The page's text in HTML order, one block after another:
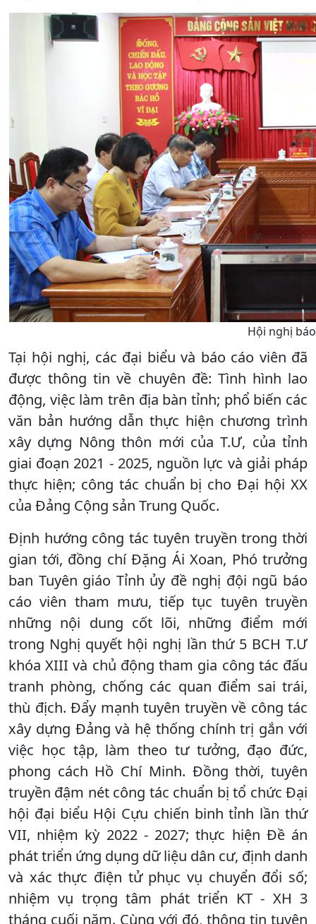
Hội nghị
Tại hội nghị, các đại biểu và báo cáo viên đã
được thông tin về chuyên đề: Tình hình lao
động, việc làm trên địa bàn tỉnh; phổ biến các
văn bản hướng dẫn thực hiện chương trình
xây dựng Nông thôn mới của T.Ư, của tỉnh
giai đoạn 2021 - 2025, nguồn lực và giải pháp
thực hiện; công tác chuẩn bị cho Đại hội XX
của Đảng Cộng sản Trung Quốc.
Định hướng công tác tuyên truyền trong thời
gian tới, đồng chí Đặng Ái Xoan, Phó trưởng
ban Tuyên giáo Tỉnh ủy đề nghị đội ngũ báo
cáo viên tham mưu, tiếp tục tuyên truyền
những nội dung cốt lõi, những điểm mới
trong Nghị quyết hội nghị lần thứ 5 BCH T.Ư
khóa XIII và chủ động tham gia công tác đấu
tranh phòng, chống các quan điểm sai trái,
thù địch. Đẩy mạnh tuyên truyền về công tác
xây dựng Đảng và hệ thống chính trị gắn với
việc học tập, làm theo tư tưởng, đạo đức,
phong cách Hồ Chí Minh. Đồng thời, tuyên
truyền đậm nét công tác chuẩn bị tổ chức Đại
hội đại biểu Hội Cựu chiến binh tỉnh lần thứ
VII, nhiệm kỳ 2022 - 2027; thực hiện Đề án
phát triển ứng dụng dữ liệu dân cư, định danh
và xác thực điện tử phục vụ chuyển đổi số;
nhiệm vụ trọng tâm phát triển KT - XH 3
tháng cuối năm. Cùng với đó, thông tin tuyên